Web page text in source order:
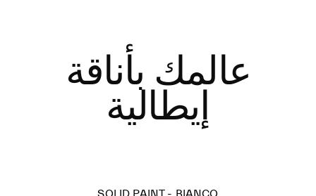
عالمك بأناقة
إيطالية